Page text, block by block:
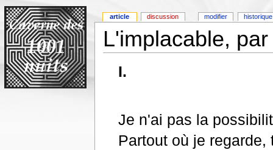
L'implacable,
I.
Je n'ai pas la
Partout où je regarde,
article discussion modifier historique